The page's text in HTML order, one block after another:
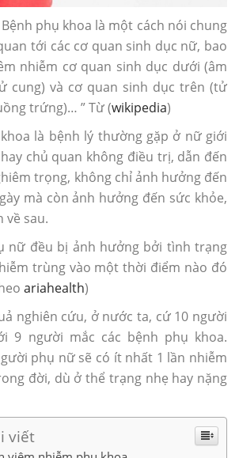
phụ khoa là một cách nói chung
tới các cơ quan sinh dục nữ, bao
nhiễm cơ quan sinh dục dưới (âm
cung) và cơ quan sinh dục trên (tử
trứng)… ” Từ (wikipedia)
là bệnh lý thường gặp ở nữ giới
chủ quan không điều trị, dẫn đến
trọng, không chỉ ảnh hưởng đến
mà còn ảnh hưởng đến sức khỏe,
về sau.
nữ đều bị ảnh hưởng bởi tình trạng
trùng vào một thời điểm nào đó
ariahealth)
nghiên cứu, ở nước ta, cứ 10 người
9 người mắc các bệnh phụ khoa.
phụ nữ sẽ có ít nhất 1 lần nhiễm
đời, dù ở thể trạng nhẹ hay nặng
viết